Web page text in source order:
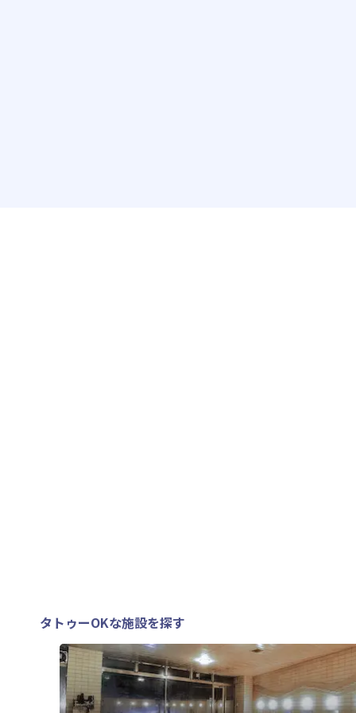
タトゥーOKな施設を探す